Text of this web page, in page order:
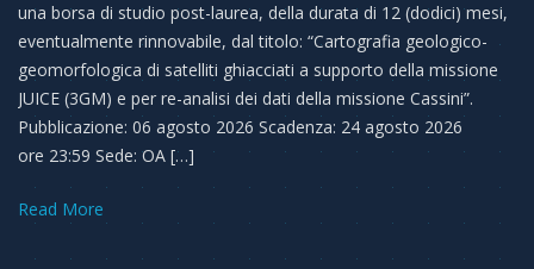
una borsa di studio post-laurea, della durata di 12 (dodici) mesi,
eventualmente rinnovabile, dal titolo: “Cartografia geologico-
geomorfologica di satelliti ghiacciati a supporto della missione
JUICE (3GM) e per re-analisi dei dati della missione Cassini”.
Pubblicazione: 06 agosto 2026 Scadenza: 24 agosto 2026
ore 23:59 Sede: OA […]
Read More